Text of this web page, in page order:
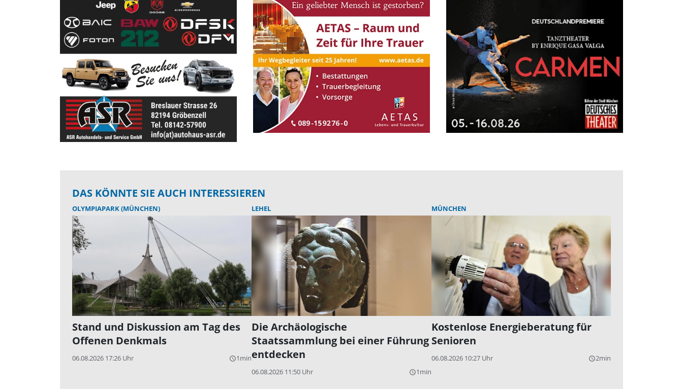
DAS KÖNNTE SIE AUCH INTERESSIEREN
OLYMPIAPARK (MÜNCHEN)
Stand und Diskussion am Tag des
Offenen Denkmals
06.08.2026 17:26 Uhr query_builder1min
LEHEL
Die Archäologische
Staatssammlung bei einer Führung
entdecken
06.08.2026 11:50 Uhr query_builder1min
MÜNCHEN
Kostenlose Energieberatung für
Senioren
06.08.2026 10:27 Uhr query_builder2min